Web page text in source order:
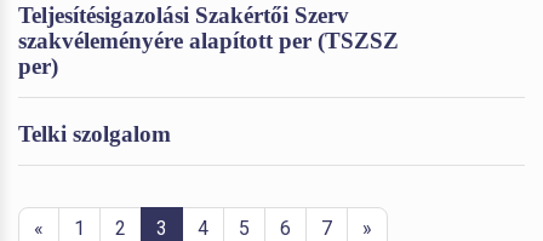
Teljesítésigazolási Szakértői Szerv
szakvéleményére alapított per (TSZSZ
per)
Telki szolgalom
« 1 2 3 4 5 6 7 »